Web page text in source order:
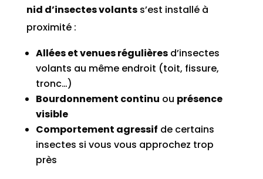
nid d’insectes volantss’est installé à
proximité :
Allées et venues régulièresd’insectes
volants au même endroit (toit, fissure,
tronc…)
Bourdonnement continu ou présence
visible
Comportement agressif de certains
insectes si vous vous approchez trop
près